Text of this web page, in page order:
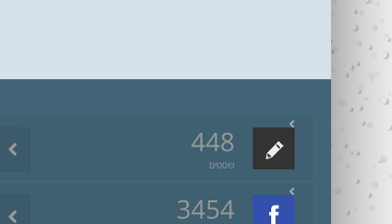
448
פוסטים
3454